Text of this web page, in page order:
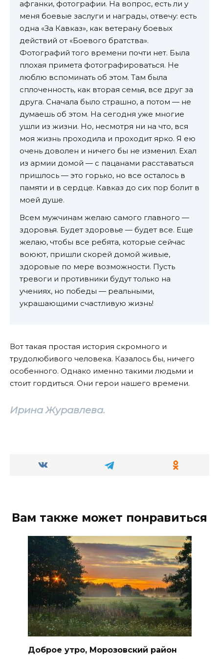
афганки, фотографии. На вопрос, есть ли у
меня боевые заслуги и награды, отвечу: есть
одна «За Кавказ», как ветерану боевых
действий от «Боевого братства».
Фотографий того времени почти нет. Была
плохая примета фотографироваться. Не
люблю вспоминать об этом. Там была
сплоченность, как вторая семья, все друг за
друга. Сначала было страшно, а потом — не
думаешь об этом. На сегодня уже многие
ушли из жизни. Но, несмотря ни на что, вся
моя жизнь проходила и проходит ярко. Я ею
очень доволен и ничего бы не изменил. Ехал
из армии домой — с пацанами расставаться
пришлось — это горько, но все осталось в
памяти и в сердце. Кавказ до сих пор болит в
моей душе.
Всем мужчинам желаю самого главного —
здоровья. Будет здоровье — будет все. Еще
желаю, чтобы все ребята, которые сейчас
воюют, пришли скорей домой живые,
здоровые по мере возможности. Пусть
тревоги и противники будут только на
учениях, но победы — реальными,
украшающими счастливую жизнь!
Вот такая простая история скромного и
трудолюбивого человека. Казалось бы, ничего
особенного. Однако именно такими людьми и
стоит гордиться. Они герои нашего времени.
Ирина Журавлева.
Вам также может понравиться
Доброе утро, Морозовский район